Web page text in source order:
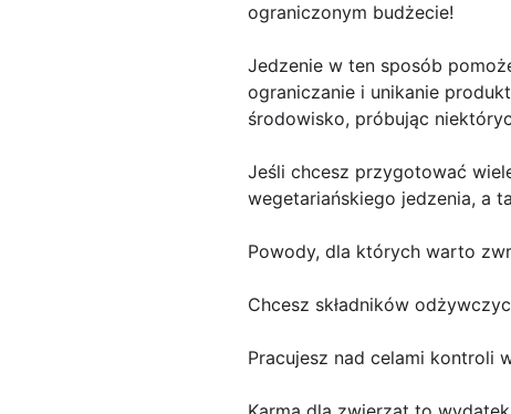
ograniczonym budżecie!
Jedzenie w ten sposób
ograniczanie i unikanie
środowisko, próbując
Jeśli chcesz przygotować
wegetariańskiego jedzenia, a
Powody, dla których warto
Chcesz składników
Pracujesz nad celami kontroli